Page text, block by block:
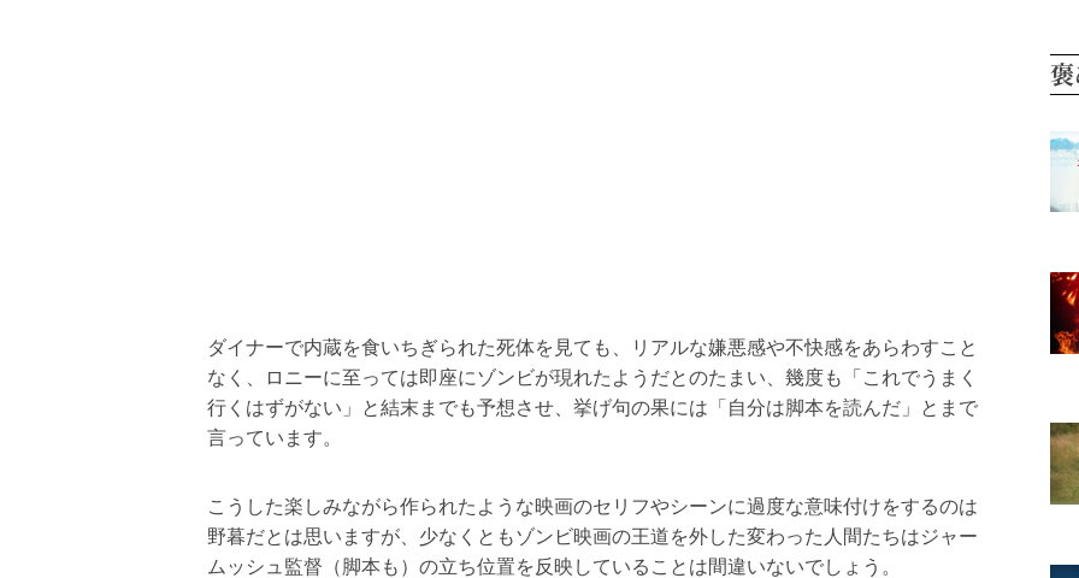
ダイナーで内蔵を食いちぎられた死体を見ても、リアルな嫌悪感や不快感をあらわすこと
なく、ロニーに至っては即座にゾンビが現れたようだとのたまい、幾度も「これでうまく
行くはずがない」と結末までも予想させ、挙げ句の果には「自分は脚本を読んだ」とまで
言っています。
こうした楽しみながら作られたような映画のセリフやシーンに過度な意味付けをするのは
野暮だとは思いますが、少なくともゾンビ映画の王道を外した変わった人間たちはジャー
ムッシュ監督（脚本も）の立ち位置を反映していることは間違いないでしょう。